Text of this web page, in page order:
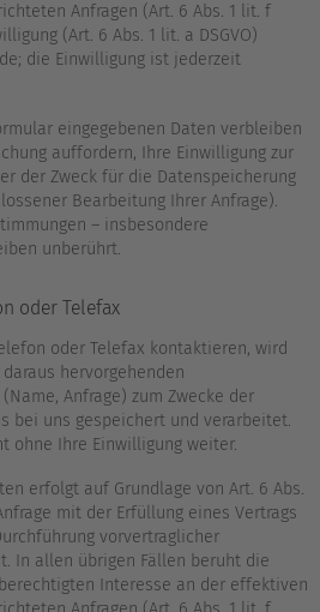
Anfragen (Art. 6 Abs. 1 lit. f
(Art. 6 Abs. 1 lit. a DSGVO)
die Einwilligung ist jederzeit
eingegebenen Daten verbleiben
auffordern, Ihre Einwilligung zur
der Zweck für die Datenspeicherung
Bearbeitung Ihrer Anfrage).
– insbesondere
unberührt.
oder Telefax
oder Telefax kontaktieren, wird
hervorgehenden
Anfrage) zum Zwecke der
bei uns gespeichert und verarbeitet.
ohne Ihre Einwilligung weiter.
erfolgt auf Grundlage von Art. 6 Abs.
mit der Erfüllung eines Vertrags
vorvertraglicher
In allen übrigen Fällen beruht die
Interesse an der effektiven